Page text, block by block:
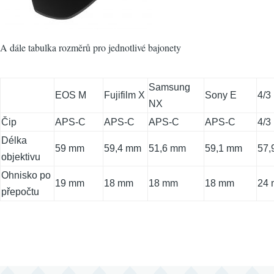
A dále tabulka rozměrů pro jednotlivé bajonety
EOS M Fujifilm X
Samsung
NX
Sony E 4/3
Čip APS-C APS-C APS-C APS-C
4/3
Délka
objektivu
59 mm 59,4 mm 51,6 mm 59,1 mm
Ohnisko po
přepočtu
19 mm 18 mm 18 mm 18 mm 24